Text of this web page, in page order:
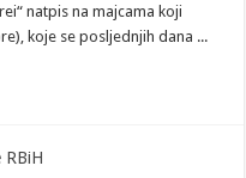
natpis na majcama koji
koje se posljednjih dana ...
RBiH